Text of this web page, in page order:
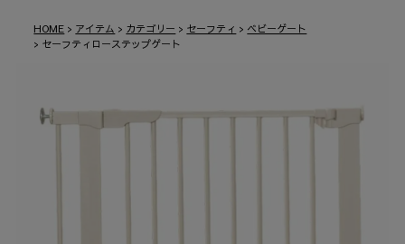
HOME アイテム カテゴリー セーフティ
ベビーゲート
セーフティローステップゲート